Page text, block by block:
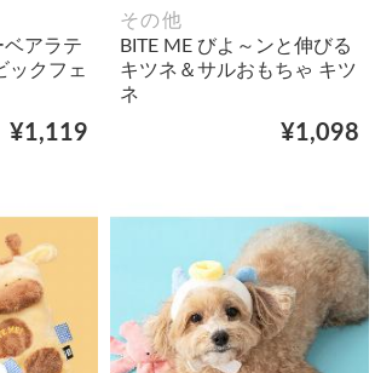
ベアラテ
ックフェ
¥1,119
その他
BITE ME びよ～ンと伸びる
キツネ＆サルおもちゃ キツ
ネ
¥1,098